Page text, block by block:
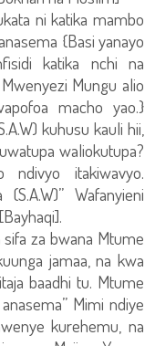
ni katika mambo
{Basi yanayo
katika nchi na
Mungu alio
macho yao.}
kuhusu kauli hii,
waliokutupa?
ndivyo itakiwavyo.
Wafanyieni
za bwana Mtume
jamaa, na kwa
baadhi tu. Mtume
Mimi ndiye
kurehemu, na